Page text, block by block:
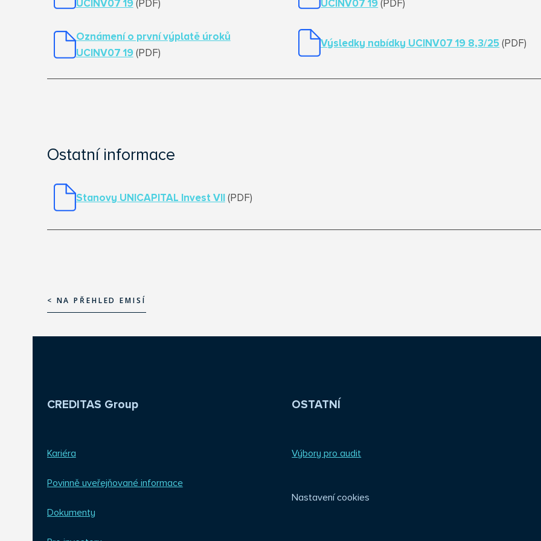
UCINV07 19(PDF)
UCINV07 19 (PDF)
Oznámení o první výplatě úroků
UCINV07 19(PDF)
Výsledky nabídky UCINV07 19 8,3/25 (PDF)
Ostatní informace
Stanovy UNICAPITAL Invest VII (PDF)
< NA PŘEHLED EMISÍ
CREDITAS Group
Kariéra
Povinně uveřejňované informace
Dokumenty
OSTATNÍ
Výbory pro audit
Nastavení cookies